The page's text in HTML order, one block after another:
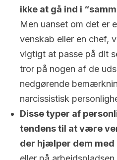
ikke at gå ind i
Men uanset om det er
venskab eller en chef,
vigtigt at passe på dit
tror på nogen af de
nedgørende
narcissistisk
Disse typer af
tendens til at være
der hjælper dem med